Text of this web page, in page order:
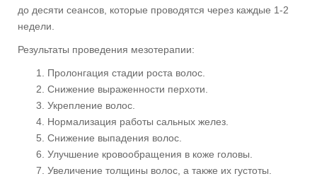
до десяти сеансов, которые проводятся через каждые 1-2
недели.
Результаты проведения мезотерапии:
Пролонгация стадии роста волос.
Снижение выраженности перхоти.
Укрепление волос.
Нормализация работы сальных желез.
Снижение выпадения волос.
Улучшение кровообращения в коже головы.
Увеличение толщины волос, а также их густоты.